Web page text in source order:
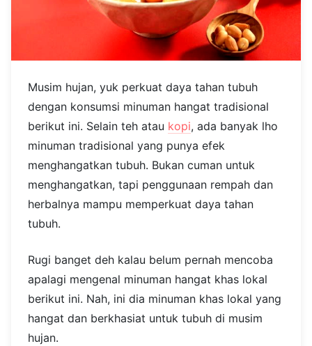
Musim hujan, yuk perkuat daya tahan tubuh
dengan konsumsi minuman hangat tradisional
berikut ini. Selain teh atau kopi, ada banyak lho
minuman tradisional yang punya efek
menghangatkan tubuh. Bukan cuman untuk
menghangatkan, tapi penggunaan rempah dan
herbalnya mampu memperkuat daya tahan
tubuh.
Rugi banget deh kalau belum pernah mencoba
apalagi mengenal minuman hangat khas lokal
berikut ini. Nah, ini dia minuman khas lokal yang
hangat dan berkhasiat untuk tubuh di musim
hujan.